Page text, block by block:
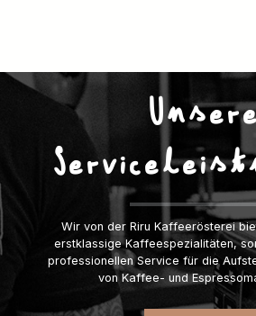
Wir von der Riru Kaffeerösterei
erstklassige Kaffeespezialitäten,
professionellen Service für die
von Kaffee- und